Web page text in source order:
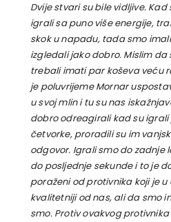
Dvije stvari su bile vidljive.
igrali sa puno više energije,
skok u napadu, tada smo
izgledali jako dobro. Mislim
trebali imati par koševa veću
je poluvrijeme Mornar
u svoj mlin i tu su nas
dobro odreagirali kad su igrali
četvorke, proradili su im
odgovor. Igrali smo do zadnje
do posljednje sekunde i to je
poraženi od protivnika koji je
kvalitetniji od nas, ali da smo
smo. Protiv ovakvog